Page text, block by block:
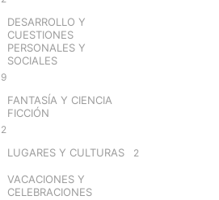
DESARROLLO Y
CUESTIONES
PERSONALES Y
SOCIALES
9
FANTASÍA Y CIENCIA
FICCIÓN
2
LUGARES Y CULTURAS 2
VACACIONES Y
CELEBRACIONES